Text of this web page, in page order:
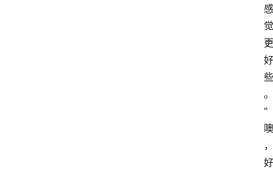
感
觉
更
好
些
。
“
噢
，
好